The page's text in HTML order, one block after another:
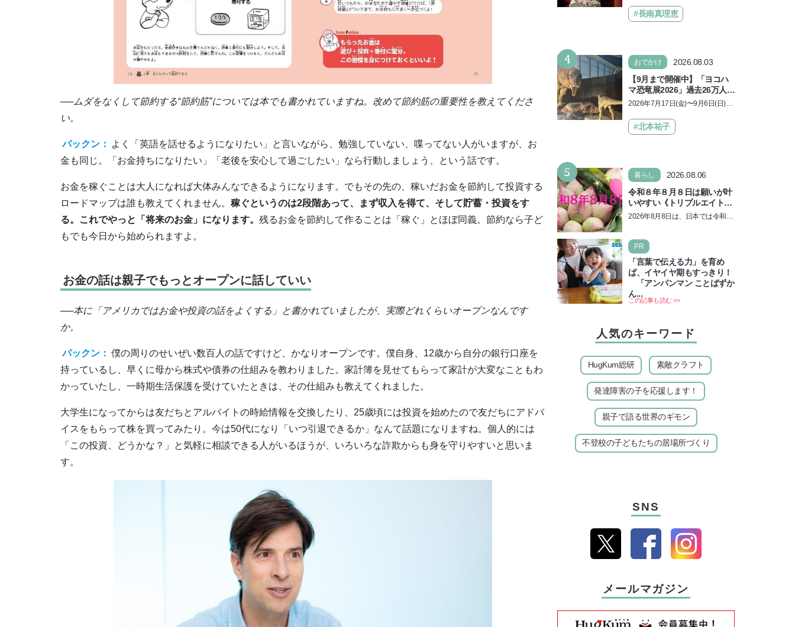
──ムダをなくして節約する“節約筋”については本でも書かれていますね。改めて節約筋の重要性を教えてくださ
い。
パックン：
よく「英語を話せるようになりたい」と言いながら、勉強していない、喋ってない人がいますが、お
金も同じ。「お金持ちになりたい」「老後を安心して過ごしたい」なら行動しましょう、という話です。
お金を稼ぐことは大人になれば大体みんなできるようになります。でもその先の、稼いだお金を節約して投資する
ロードマップは誰も教えてくれません。 稼ぐというのは2段階あって、まず収入を得て、そして貯蓄・投資をす
る。これでやっと「将来のお金」になります。 残るお金を節約して作ることは「稼ぐ」とほぼ同義。節約なら子ど
もでも今日から始められますよ。
お金の話は親子でもっとオープンに話していい
──本に「アメリカではお金や投資の話をよくする」と書かれていましたが、実際どれくらいオープンなんです
か。
パックン： 僕の周りのせいぜい数百人の話ですけど、かなりオープンです。僕自身、12歳から自分の銀行口座を
持っているし、早くに母から株式や債券の仕組みを教わりました。家計簿を見せてもらって家計が大変なこともわ
かっていたし、一時期生活保護を受けていたときは、その仕組みも教えてくれました。
大学生になってからは友だちとアルバイトの時給情報を交換したり、25歳頃には投資を始めたので友だちにアドバ
イスをもらって株を買ってみたり。今は50代になり「いつ引退できるか」なんて話題になりますね。個人的には
「この投資、どうかな？」と気軽に相談できる人がいるほうが、いろいろな詐欺からも身を守りやすいと思いま
す。
『パウ・パトロール ザ・ダイ
ノ・ムービー』ではあきらめ
の劇場版シリーズ第3弾、映画『パ
ウ・パトロール ザ…
#長南真理恵
4 おでかけ
2026.08.03
【9月まで開催中】「ヨコハ
マ恐竜展2026」過去26万人を
動員した恐竜展が9年ぶりに
しむポイントを完全ガイド
2026年7月17日(金)〜9月6日(日)、
「ヨコハマ恐竜展2026〜恐竜の食
卓大図鑑〜」が開催…
#北本祐子
5 暮らし
2026.08.06
令和８年８月８日は願いが叶
いやすい《トリプルエイト》
の日！ 13日の獅子座の新月
2026年8月8日は、日本では令和8
ズゲート」というとって…
PR
「言葉で伝える力」を育め
ば、イヤイヤ期もすっきり！
「アンパンマン ことばずか
ん...
この記事も読む >>
人気のキーワード
HugKum総研 素敵クラフト
発達障害の子を応援します！
親子で語る世界のギモン
不登校の子どもたちの居場所づくり
SNS
メールマガジン